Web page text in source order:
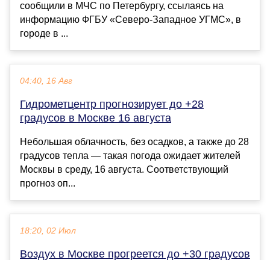
сообщили в МЧС по Петербургу, ссылаясь на
информацию ФГБУ «Северо-Западное УГМС», в
городе в ...
04:40, 16 Авг
Гидрометцентр прогнозирует до +28
градусов в Москве 16 августа
Небольшая облачность, без осадков, а также до 28
градусов тепла — такая погода ожидает жителей
Москвы в среду, 16 августа. Соответствующий
прогноз оп...
18:20, 02 Июл
Воздух в Москве прогреется до +30 градусов